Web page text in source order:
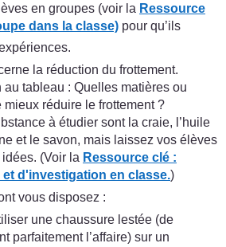
en groupes (voir la Ressource
dans la classe) pour qu’ils
la réduction du frottement.
au tableau : Quelles matières ou
réduire le frottement ?
à étudier sont la craie, l’huile
et le savon, mais laissez vos élèves
(Voir la Ressource clé :
d'investigation en classe.)
vous disposez :
une chaussure lestée (de
parfaitement l’affaire) sur un